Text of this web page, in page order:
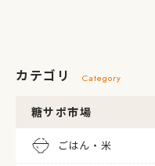
カテゴリ Category
糖サポ市場
ごはん・米